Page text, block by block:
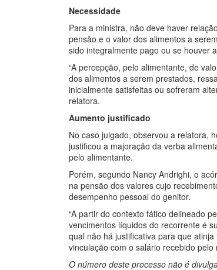
Necessidade
Para a ministra, não deve haver
pensão e o valor dos alimentos a
sido integralmente pago ou se houver
“A percepção, pelo alimentante, de
dos alimentos a serem prestados,
inicialmente satisfeitas ou sofreram
relatora.
Aumento justificado
No caso julgado, observou a relatora,
justificou a majoração da verba
pelo alimentante.
Porém, segundo Nancy Andrighi, o
na pensão dos valores cujo
desempenho pessoal do genitor.
“A partir do contexto fático delineado
vencimentos líquidos do recorrente é
qual não há justificativa para que
vinculação com o salário recebido
O número deste processo não é